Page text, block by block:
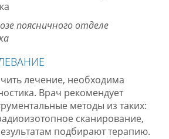
поясничного отделе
лечение, необходима
Врач рекомендует
методы из таких:
сканирование,
подбирают терапию.